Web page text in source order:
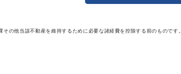
の他当該不動産を維持するために必要な諸経費を控除する前のものです。